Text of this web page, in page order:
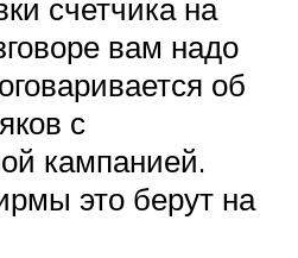
счетчика на
вам надо
об
с
кампанией.
это берут на